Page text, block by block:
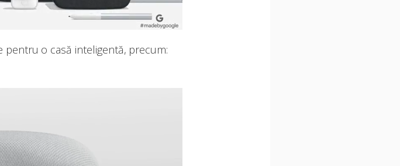
o casă inteligentă, precum: